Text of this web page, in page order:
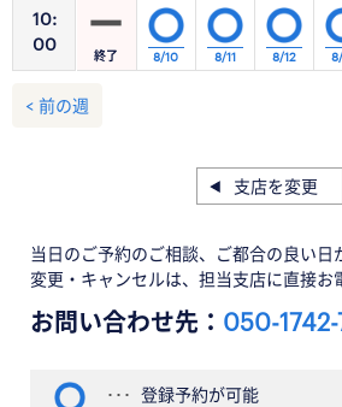
10:
00
終了 8/10 8/11 8/12
< 前の週
支店を変更
当日のご予約のご相談、ご都合の良い日
変更・キャンセルは、担当支店に直接お
お問い合わせ先： 050-
登録予約が可能